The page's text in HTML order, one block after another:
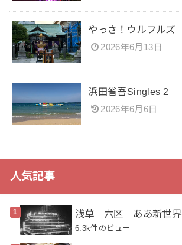
やっさ！ウルフルズ
2026年6月13日
浜田省吾Singles 2
2026年6月6日
人気記事
浅草 六区 ああ新世界
6.3k件のビュー